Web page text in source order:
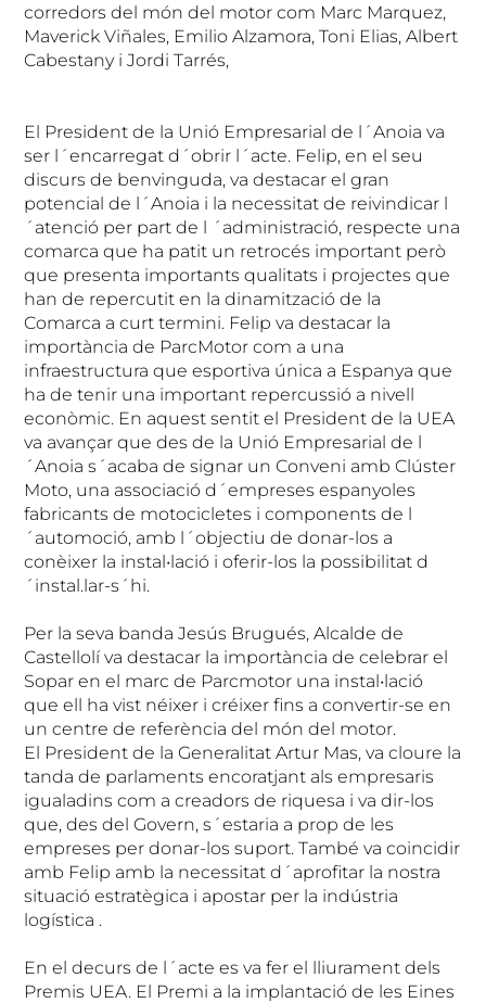
corredors del món del motor com Marc Marquez,
Maverick Viñales, Emilio Alzamora, Toni Elias, Albert
Cabestany i Jordi Tarrés,
El President de la Unió Empresarial de l´Anoia va
ser l´encarregat d´obrir l´acte. Felip, en el seu
discurs de benvinguda, va destacar el gran
potencial de l´Anoia i la necessitat de reivindicar l
´atenció per part de l ´administració, respecte una
comarca que ha patit un retrocés important però
que presenta importants qualitats i projectes que
han de repercutit en la dinamització de la
Comarca a curt termini. Felip va destacar la
importància de ParcMotor com a una
infraestructura que esportiva única a Espanya que
ha de tenir una important repercussió a nivell
econòmic. En aquest sentit el President de la UEA
va avançar que des de la Unió Empresarial de l
´Anoia s´acaba de signar un Conveni amb Clúster
Moto, una associació d´empreses espanyoles
fabricants de motocicletes i components de l
´automoció, amb l´objectiu de donar-los a
conèixer la instal•lació i oferir-los la possibilitat d
´instal.lar-s´hi.
Per la seva banda Jesús Brugués, Alcalde de
Castellolí va destacar la importància de celebrar el
Sopar en el marc de Parcmotor una instal•lació
que ell ha vist néixer i créixer fins a convertir-se en
un centre de referència del món del motor.
El President de la Generalitat Artur Mas, va cloure la
tanda de parlaments encoratjant als empresaris
igualadins com a creadors de riquesa i va dir-los
que, des del Govern, s´estaria a prop de les
empreses per donar-los suport. També va coincidir
amb Felip amb la necessitat d´aprofitar la nostra
situació estratègica i apostar per la indústria
logística .
En el decurs de l´acte es va fer el lliurament dels
Premis UEA. El Premi a la implantació de les Eines